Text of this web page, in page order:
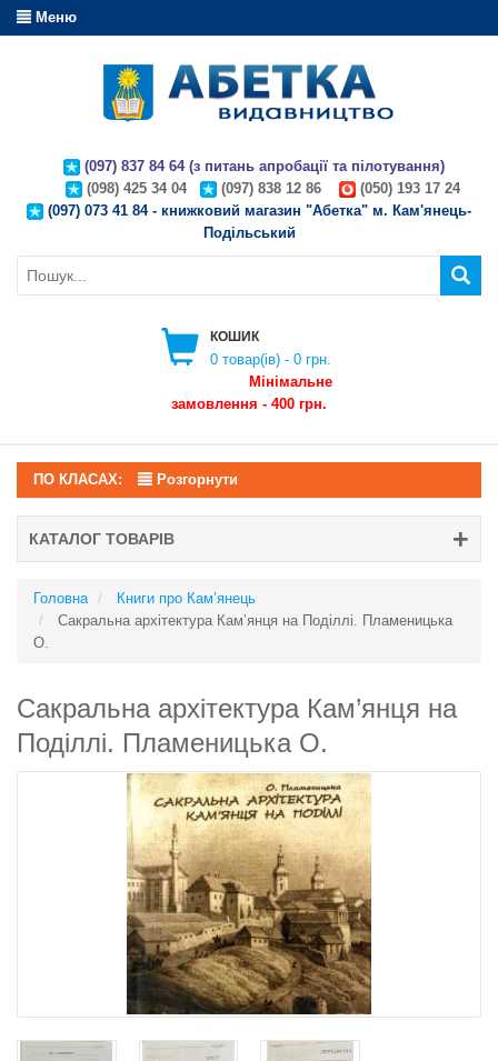
Меню
(097) 837 84 64 (з питань апробації та пілотування)
(098) 425 34 04
(097) 838 12 86
(050) 193 17 24
(097) 073 41 84 - книжковий магазин "Абетка" м. Кам'янець-
Подільський
КОШИК
0товар(ів) - 0 грн.
Мінімальне
замовлення - 400 грн.
ПО КЛАСАХ: Розгорнути
КАТАЛОГ ТОВАРІВ
Головна
Книги про Кам’янець
Сакральна архітектура Кам’янця на Поділлі. Пламеницька
О.
Сакральна архітектура Кам’янця на
Поділлі. Пламеницька О.